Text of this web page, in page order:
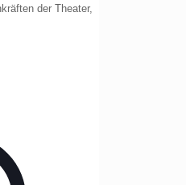
der Theater,